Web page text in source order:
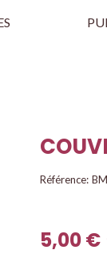
Référence:
5,00 €